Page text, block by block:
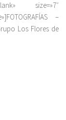
size=»7″
–
Los Flores de